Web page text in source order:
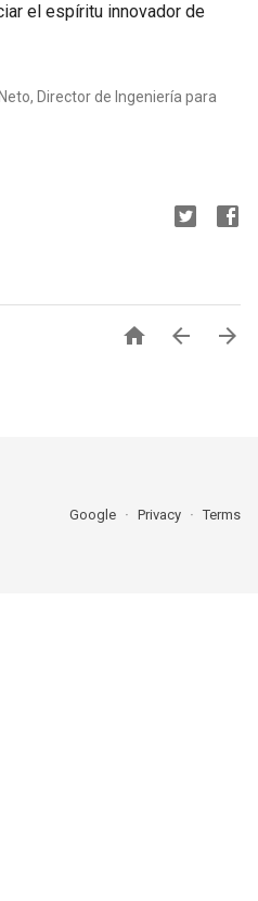
el espíritu innovador de
Director de Ingeniería para
  
Google Privacy Terms